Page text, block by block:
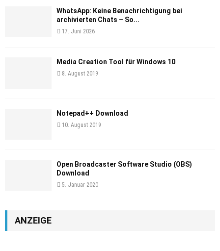
WhatsApp: Keine Benachrichtigung bei
archivierten Chats – So...
17. Juni 2026
Media Creation Tool für Windows 10
8. August 2019
Notepad++ Download
10. August 2019
Open Broadcaster Software Studio (OBS)
Download
5. Januar 2020
ANZEIGE